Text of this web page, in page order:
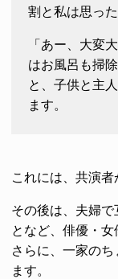
割と私は思っ
「あー、大変
はお風呂も掃
と、子供と主
ます。
これには、共演者
その後は、夫婦
となど、俳優・女
さらに、一家の
ます。